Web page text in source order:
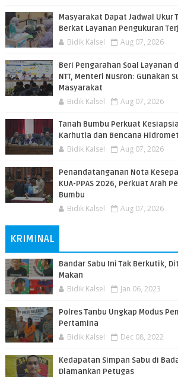
Masyarakat Dapat Jadwal Ukur
Berkat Layanan Pengukuran
Bidik Kalsel Aug 07, 2026
Beri Pengarahan Soal Layanan
NTT, Menteri Nusron: Gunakan
Masyarakat
Bidik Kalsel Aug 07, 2026
Tanah Bumbu Perkuat
Karhutla dan Bencana
Bidik Kalsel Aug 07, 2026
Penandatanganan Nota
KUA-PPAS 2026, Perkuat Arah
Bumbu
Bidik Kalsel Aug 07, 2026
KRIMINAL
Bandar Sabu Ini Tak Berkutik,
Makan
Bidik Kalsel Jan 06, 2023
Polres Tanbu Ungkap Modus
Pertamina
Bidik Kalsel Dec 08, 2022
Kedapatan Simpan Sabu di
Diamankan Petugas